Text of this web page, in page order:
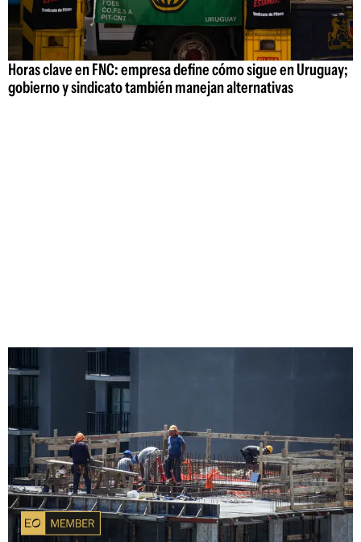
Horas clave en FNC: empresa define cómo sigue en Uruguay;
gobierno y sindicato también manejan alternativas